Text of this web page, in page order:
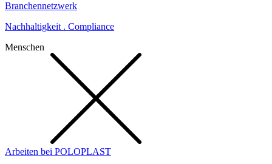
Branchennetzwerk
Nachhaltigkeit . Compliance
Menschen
Arbeiten bei POLOPLAST